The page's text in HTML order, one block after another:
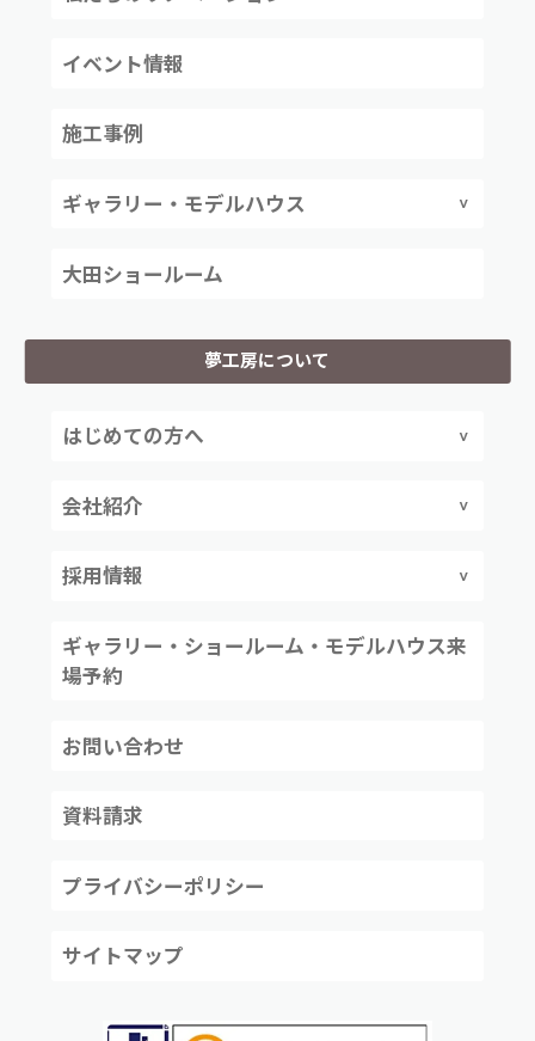
イベント情報
施工事例
ギャラリー・モデルハウス
大田ショールーム
夢工房について
はじめての方へ
会社紹介
採用情報
ギャラリー・ショールーム・モデルハウス来
場予約
お問い合わせ
資料請求
プライバシーポリシー
サイトマップ